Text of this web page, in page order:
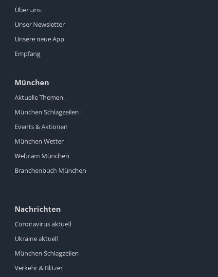
Über uns
Unser Newsletter
Unsere neue App
Empfang
München
Aktuelle Themen
München Schlagzeilen
Events & Aktionen
München Wetter
Webcam München
Branchenbuch München
Nachrichten
Coronavirus aktuell
Ukraine aktuell
München Schlagzeilen
Verkehr & Blitzer